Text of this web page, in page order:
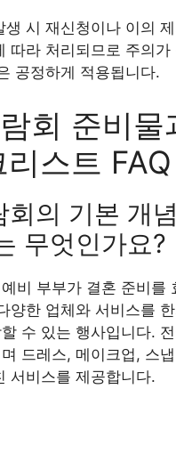
생 시 재신청이나 이의
따라 처리되므로 주의가
공정하게 적용됩니다.
회 준비물
스트 FAQ
회의 기본 개
무엇인가요?
비 부부가 결혼 준비를
양한 업체와 서비스를
수 있는 행사입니다.
드레스, 메이크업, 스
서비스를 제공합니다.